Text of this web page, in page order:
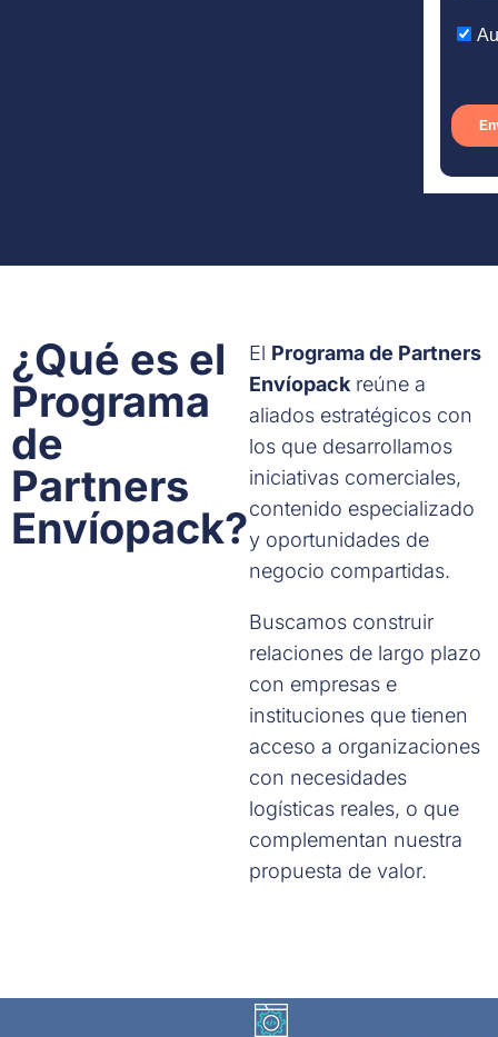
¿Qué es el
Programa
de
Partners
Envíopack?
El Programa de Partners
Envíopack reúne a
aliados estratégicos con
los que desarrollamos
iniciativas comerciales,
contenido especializado
y oportunidades de
negocio compartidas.
Buscamos construir
relaciones de largo plazo
con empresas e
instituciones que tienen
acceso a organizaciones
con necesidades
logísticas reales, o que
complementan nuestra
propuesta de valor.